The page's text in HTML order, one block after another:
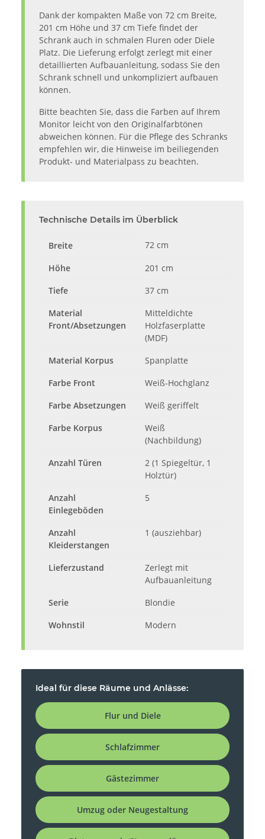
Dank der kompakten Maße von 72 cm Breite,
201 cm Höhe und 37 cm Tiefe findet der
Schrank auch in schmalen Fluren oder Diele
Platz. Die Lieferung erfolgt zerlegt mit einer
detaillierten Aufbauanleitung, sodass Sie den
Schrank schnell und unkompliziert aufbauen
können.
Bitte beachten Sie, dass die Farben auf Ihrem
Monitor leicht von den Originalfarbtönen
abweichen können. Für die Pflege des Schranks
empfehlen wir, die Hinweise im beiliegenden
Produkt- und Materialpass zu beachten.
Technische Details im Überblick
Breite 72 cm
Höhe
201 cm
Tiefe
37 cm
Material
Front/Absetzungen
Mitteldichte
Holzfaserplatte
(MDF)
Material Korpus
Spanplatte
Farbe Front
Weiß-Hochglanz
Farbe Absetzungen
Weiß geriffelt
Farbe Korpus
Weiß
(Nachbildung)
Anzahl Türen
2 (1 Spiegeltür, 1
Holztür)
Anzahl
Einlegeböden
5
Anzahl
Kleiderstangen
1 (ausziehbar)
Lieferzustand
Zerlegt mit
Aufbauanleitung
Serie
Blondie
Wohnstil
Modern
Ideal für diese Räume und Anlässe:
Flur und Diele
Schlafzimmer
Gästezimmer
Umzug oder Neugestaltung